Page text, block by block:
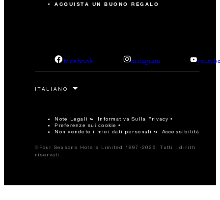
ACQUISTA UN BUONO REGALO
facebook instagram
Note Legali Informativa Sulla Privacy
Preferenze sui cookie
Non vendete i miei dati personali Accessibilità
©Four Seasons Hotels Limited 1997-2026. Tutti i diritti
riservati.